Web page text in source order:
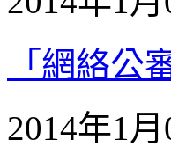
「網絡公
2014年1月